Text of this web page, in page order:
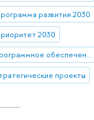
развития 2030
2030
программное обеспечение
проекты